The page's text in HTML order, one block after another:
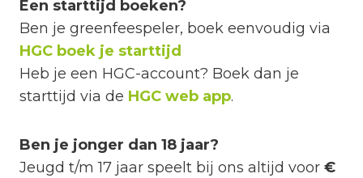
Een starttijd boeken?
Ben je greenfeespeler, boek eenvoudig via
HGC boek je starttijd
Heb je een HGC-account? Boek dan je
starttijd via de HGC web app.
Ben je jonger dan 18 jaar?
Jeugd t/m 17 jaar speelt bij ons altijd voor €